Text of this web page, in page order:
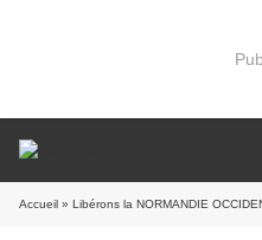
Accueil » Libérons la NORMANDIE OCCIDENTALE de